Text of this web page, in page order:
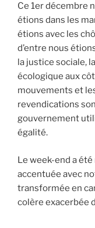
Ce 1er décembre
étions dans les
étions avec les
d’entre nous
la justice sociale,
écologique aux
mouvements et
revendications
gouvernement
égalité.
Le week-end a
accentuée avec
transformée en
colère exacerbée